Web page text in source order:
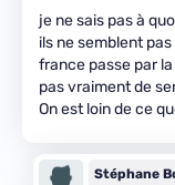
je ne sais pas à
ils ne semblent
france passe par
pas vraiment de
On est loin de ce
Stéphane